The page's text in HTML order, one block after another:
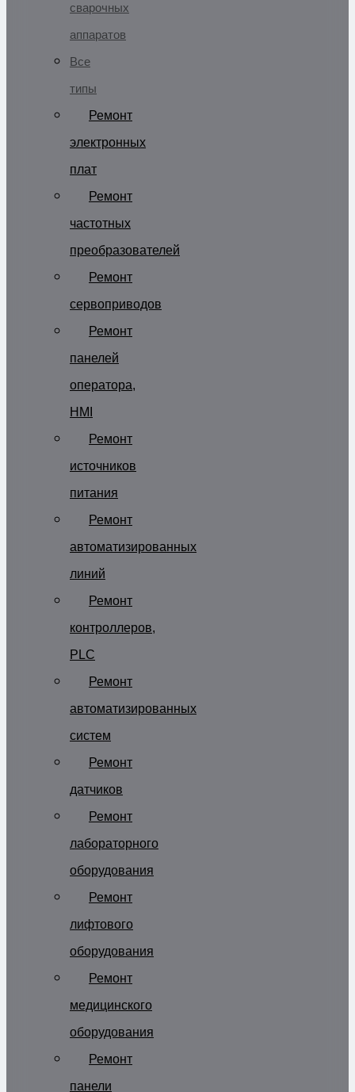
сварочных
аппаратов
Все
типы
Ремонт
электронных
плат
Ремонт
частотных
преобразователей
Ремонт
сервоприводов
Ремонт
панелей
оператора,
HMI
Ремонт
источников
питания
Ремонт
автоматизированных
линий
Ремонт
контроллеров,
PLC
Ремонт
автоматизированных
систем
Ремонт
датчиков
Ремонт
лабораторного
оборудования
Ремонт
лифтового
оборудования
Ремонт
медицинского
оборудования
Ремонт
панели